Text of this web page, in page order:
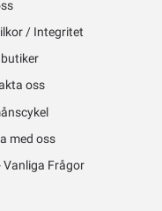
/ Integritet
oss
med oss
Vanliga Frågor